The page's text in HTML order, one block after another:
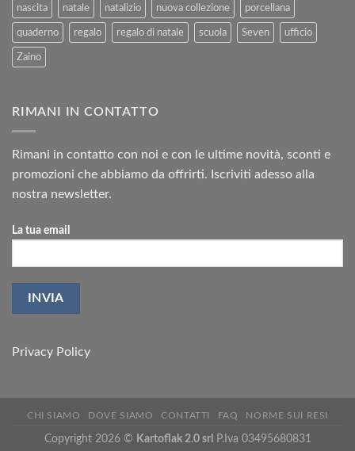
nascita natale natalizio nuova collezione porcellana
quaderno regalo regalo di natale scuola Seven ufficio
Zaino
RIMANI IN CONTATTO
Rimani in contatto con noi e con le ultime novità, sconti e
promozioni che abbiamo da offrirti. Iscriviti adesso alla
nostra newsletter.
La tua email
Privacy Policy
CHI SIAMO DOVE SIAMO CONTATTI FAQ NORME SUI RESI
Copyright 2026 © Kartoflak 2.0 srl P.Iva 03495680831